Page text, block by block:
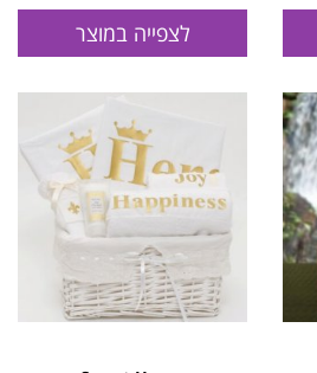
לצפייה במוצר